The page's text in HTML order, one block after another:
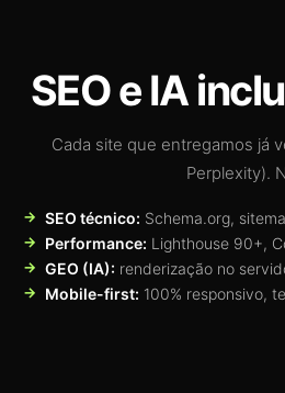
SEO e IA
Cada site que entregamos já
Perplexity).
SEO técnico: Schema.org,
Performance: Lighthouse 90+,
GEO (IA): renderização no
Mobile-first: 100% responsivo,